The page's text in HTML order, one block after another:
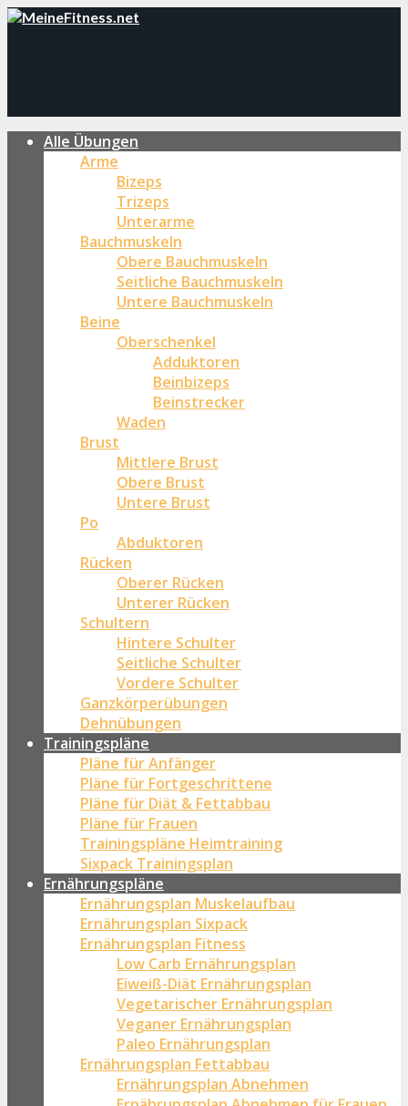
Alle Übungen
Arme
Bizeps
Trizeps
Unterarme
Bauchmuskeln
Obere Bauchmuskeln
Seitliche Bauchmuskeln
Untere Bauchmuskeln
Beine
Oberschenkel
Adduktoren
Beinbizeps
Beinstrecker
Waden
Brust
Mittlere Brust
Obere Brust
Untere Brust
Po
Abduktoren
Rücken
Oberer Rücken
Unterer Rücken
Schultern
Hintere Schulter
Seitliche Schulter
Vordere Schulter
Ganzkörperübungen
Dehnübungen
Trainingspläne
Pläne für Anfänger
Pläne für Fortgeschrittene
Pläne für Diät & Fettabbau
Pläne für Frauen
Trainingspläne Heimtraining
Sixpack Trainingsplan
Ernährungspläne
Ernährungsplan Muskelaufbau
Ernährungsplan Sixpack
Ernährungsplan Fitness
Low Carb Ernährungsplan
Eiweiß-Diät Ernährungsplan
Vegetarischer Ernährungsplan
Veganer Ernährungsplan
Paleo Ernährungsplan
Ernährungsplan Fettabbau
Ernährungsplan Abnehmen